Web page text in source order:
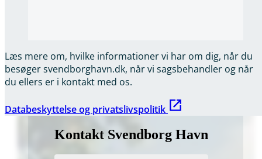
Læs mere om, hvilke informationer vi har om dig, når du
besøger svendborghavn.dk, når vi sagsbehandler og når
du ellers er i kontakt med os.
Databeskyttelse og privatslivspolitik
Kontakt Svendborg Havn